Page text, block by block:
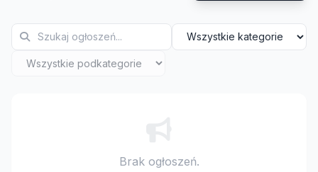
Brak ogłoszeń.